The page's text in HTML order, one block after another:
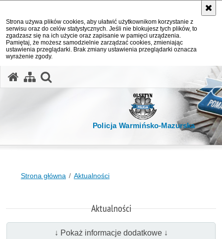
Strona używa plików cookies, aby ułatwić użytkownikom korzystanie z
serwisu oraz do celów statystycznych. Jeśli nie blokujesz tych plików, to
zgadzasz się na ich użycie oraz zapisanie w pamięci urządzenia.
Pamiętaj, że możesz samodzielnie zarządzać cookies, zmieniając
ustawienia przeglądarki. Brak zmiany ustawienia przeglądarki oznacza
wyrażenie zgody.
Policja Warmińsko-Mazurska
Strona główna Aktualności
Aktualności
↓ Pokaż informacje dodatkowe ↓